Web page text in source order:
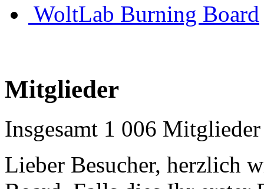
WoltLab Burning Board
Mitglieder
Insgesamt 1 006 Mitglieder
Lieber Besucher, herzlich